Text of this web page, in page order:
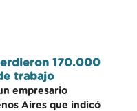
170.000
trabajo
empresario
Aires que indicó